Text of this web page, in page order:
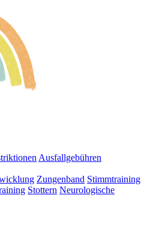
Ausfallgebühren
Zungenband Stimmtraining
Stottern Neurologische